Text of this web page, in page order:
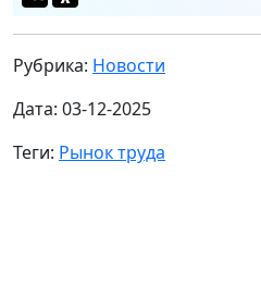
Рубрика: Новости
Дата: 03-12-2025
Теги: Рынок труда